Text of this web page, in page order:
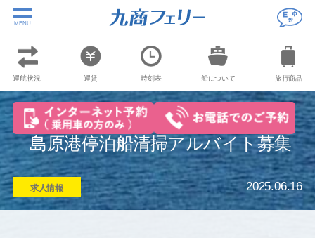
MENU
島原港停泊船清掃アルバイト募集
求人情報 2025.06.16
運航状況 運賃 時刻表 船について 旅行商品